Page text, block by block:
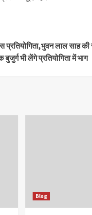
लाल साह
भी लेंगे प्रतियोगिता में भाग
Blog